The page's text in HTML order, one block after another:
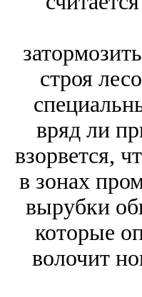
строя
вряд ли
взорвется,
в зонах
вырубки
которые
волочит